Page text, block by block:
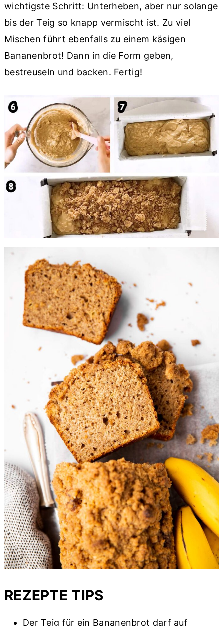
wichtigste Schritt: Unterheben, aber nur solange
bis der Teig so knapp vermischt ist. Zu viel
Mischen führt ebenfalls zu einem käsigen
Bananenbrot! Dann in die Form geben,
bestreuseln und backen. Fertig!
REZEPTE TIPS
Der Teig für ein Bananenbrot darf auf